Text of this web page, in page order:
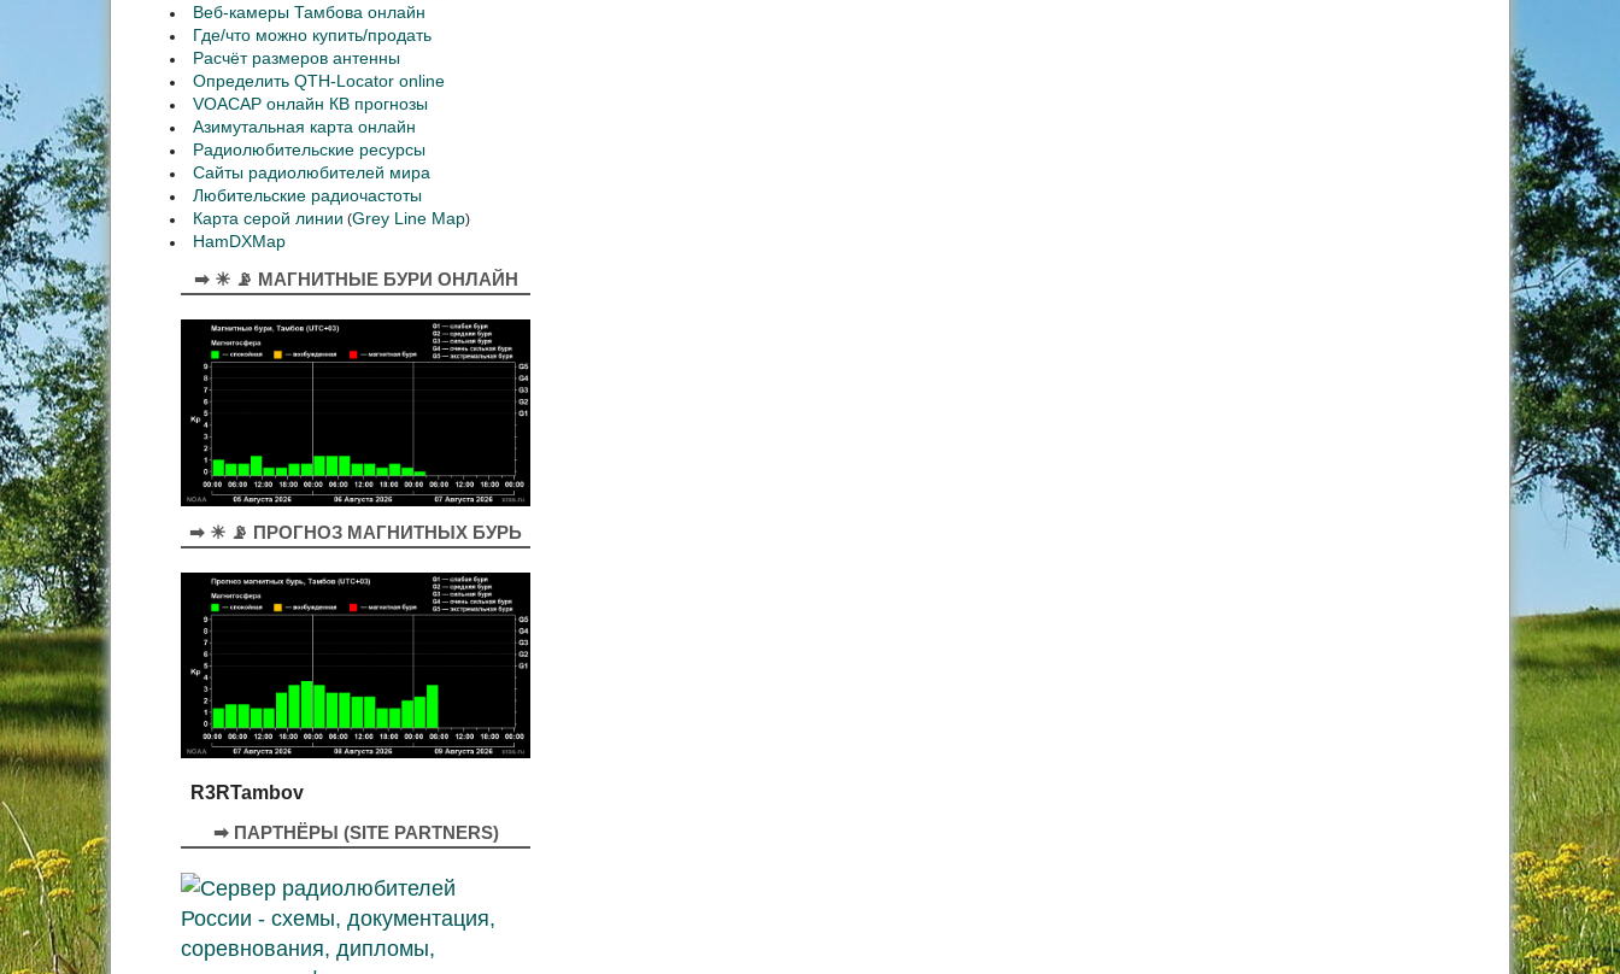
Веб-камеры Тамбова онлайн
Где/что можно купить/продать
Расчёт размеров антенны
Определить QTH-Locator online
VOACAP онлайн КВ прогнозы
Азимутальная карта онлайн
Радиолюбительские ресурсы
Сайты радиолюбителей мира
Любительские радиочастоты
Карта серой линии (Grey Line Map)
HamDXMap
➡ ☀ 📡 МАГНИТНЫЕ БУРИ ОНЛАЙН
➡ ☀ 📡 ПРОГНОЗ МАГНИТНЫХ БУРЬ
R3RTambov
➡ ПАРТНЁРЫ (SITE PARTNERS)